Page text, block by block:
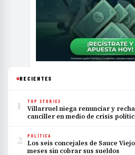
RECIENTES
1 TOP STORIES
Villarruel niega renunciar y
canciller en medio de crisis
2 POLÍTICA
Los seis concejales de Sauce
meses sin cobrar sus sueldos